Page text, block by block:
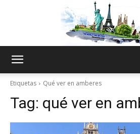
Etiquetas Qué ver en amberes
Tag: qué ver en